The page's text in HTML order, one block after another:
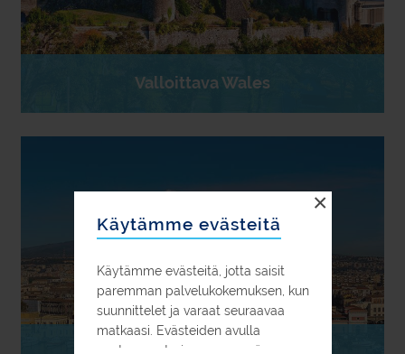
Käytämme evästeitä
Käytämme evästeitä, jotta saisit
paremman palvelukokemuksen, kun
suunnittelet ja varaat seuraavaa
matkaasi. Evästeiden avulla
pystymme tarjoamaan myös
×
Valloittava Wales